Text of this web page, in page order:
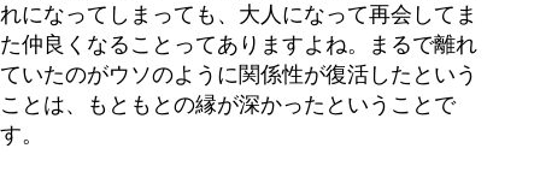
れになってしまっても、大人になって再会してま
た仲良くなることってありますよね。まるで離れ
ていたのがウソのように関係性が復活したという
ことは、もともとの縁が深かったということで
す。